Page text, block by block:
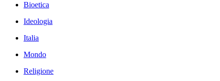
Bioetica
Ideologia
Italia
Mondo
Religione